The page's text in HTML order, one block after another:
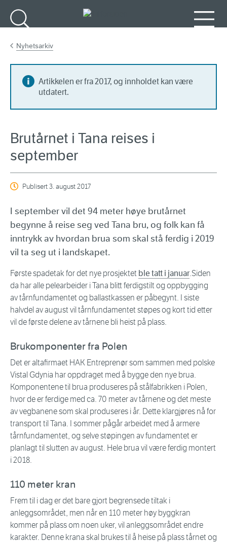
Nyhetsarkiv
Artikkelen er fra 2017, og innholdet kan være
utdatert.
Brutårnet i Tana reises i
september
Publisert3. august 2017
I september vil det 94 meter høye brutårnet
begynne å reise seg ved Tana bru, og folk kan få
inntrykk av hvordan brua som skal stå ferdig i 2019
vil ta seg ut i landskapet.
Første spadetak for det nye prosjektet ble tatt i januar.Siden
da har alle pelearbeider i Tana blitt ferdigstilt og oppbygging
av tårnfundamentet og ballastkassen er påbegynt. I siste
halvdel av august vil tårnfundamentet støpes og kort tid etter
vil de første delene av tårnene bli heist på plass.
Brukomponenter fra Polen
Det er altafirmaet HAK Entreprenør som sammen med polske
Vistal Gdynia har oppdraget med å bygge den nye brua.
Komponentene til brua produseres på stålfabrikken i Polen,
hvor de er ferdige med ca. 70 meter av tårnene og det meste
av vegbanene som skal produseres i år. Dette klargjøres nå for
transport til Tana. I sommer pågår arbeidet med å armere
tårnfundamentet, og selve støpingen av fundamentet er
planlagt til slutten av august. Hele brua vil være ferdig montert
i 2018.
110 meter kran
Frem til i dag er det bare gjort begrensede tiltak i
anleggsområdet, men når en 110 meter høy byggkran
kommer på plass om noen uker, vil anleggsområdet endre
karakter. Denne krana skal brukes til å heise på plass tårnet og